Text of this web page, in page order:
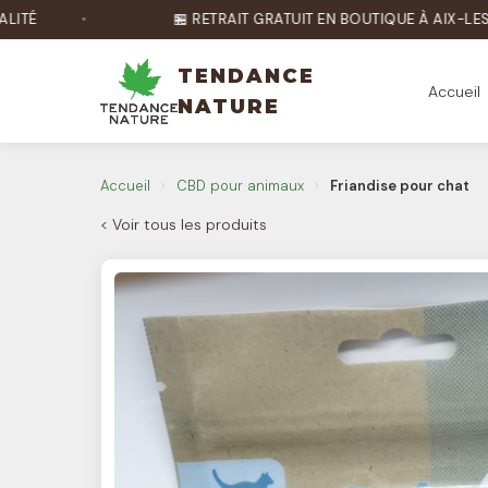
🏪 RETRAIT GRATUIT EN BOUTIQUE À AIX-LES-BAINS
TENDANCE
NATURE
Accueil
Accueil › CBD pour animaux › Friandise pour chat
< Voir tous les produits